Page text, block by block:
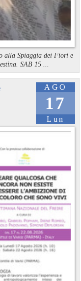
alla Spiaggia dei Fiori e
SAB 15 ...
AGO
17
Lun